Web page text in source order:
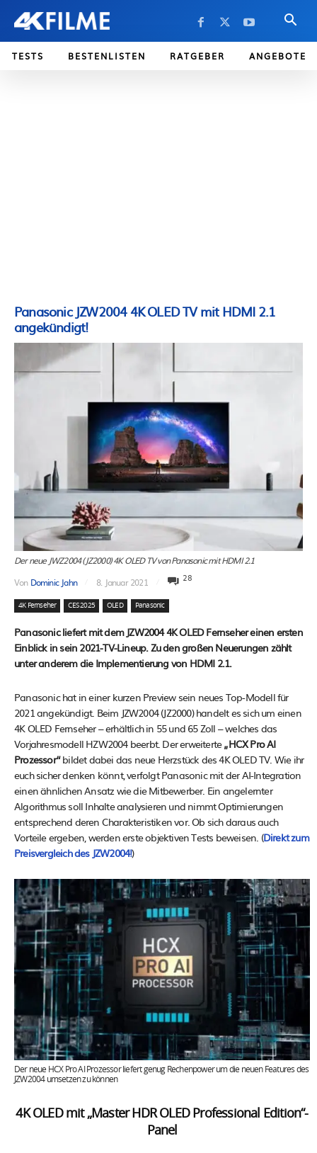
TESTS BESTENLISTEN RATGEBER ANGEBOTE
Panasonic JZW2004 4K OLED TV mit HDMI 2.1
angekündigt!
Der neue JWZ2004 (JZ2000) 4K OLED TV von Panasonic mit HDMI 2.1
Von Dominic Jahn 8. Januar 2021 28
4K Fernseher CES 2025 OLED Panasonic
Panasonic liefert mit dem JZW2004 4K OLED Fernseher einen ersten
Einblick in sein 2021-TV-Lineup. Zu den großen Neuerungen zählt
unter anderem die Implementierung von HDMI 2.1.
Panasonic hat in einer kurzen Preview sein neues Top-Modell für
2021 angekündigt. Beim JZW2004 (JZ2000) handelt es sich um einen
4K OLED Fernseher – erhältlich in 55 und 65 Zoll – welches das
Vorjahresmodell HZW2004 beerbt. Der erweiterte„HCX Pro AI
Prozessor“bildet dabei das neue Herzstück des 4K OLED TV. Wie ihr
euch sicher denken könnt, verfolgt Panasonic mit der AI-Integration
einen ähnlichen Ansatz wie die Mitbewerber. Ein angelernter
Algorithmus soll Inhalte analysieren und nimmt Optimierungen
entsprechend deren Charakteristiken vor. Ob sich daraus auch
Vorteile ergeben, werden erste objektiven Tests beweisen. (Direkt zum
Preisvergleich des JZW2004!)
Der neue HCX Pro AI Prozessor liefert genug Rechenpower um die neuen Features des
JZW2004 umsetzen zu können
4K OLED mit „Master HDR OLED Professional Edition“-
Panel